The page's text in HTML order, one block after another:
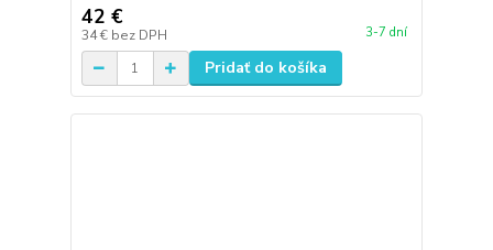
42 €
34 € bez DPH 3-7 dní
Pridať do košíka